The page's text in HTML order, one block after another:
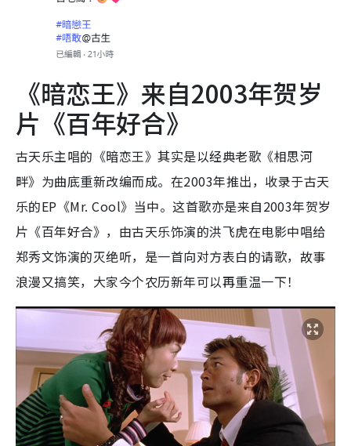
《暗恋王》来自2003年贺岁
片《百年好合》
古天乐主唱的《暗恋王》其实是以经典老歌《相思河
畔》为曲底重新改编而成。在2003年推出，收录于古天
乐的EP《Mr. Cool》当中。这首歌亦是来自2003年贺岁
片《百年好合》，由古天乐饰演的洪飞虎在电影中唱给
郑秀文饰演的灭绝听，是一首向对方表白的请歌，故事
浪漫又搞笑，大家今个农历新年可以再重温一下！